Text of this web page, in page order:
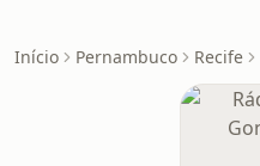
Início Pernambuco Recife